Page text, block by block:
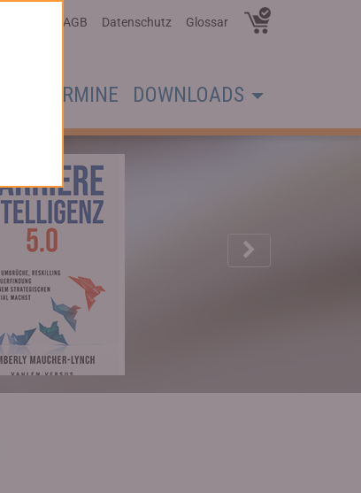
AGB Datenschutz Glossar
TERMINE DOWNLOADS